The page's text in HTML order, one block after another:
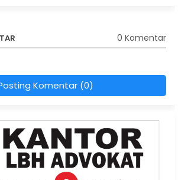
0 Komentar
Komentar (0)